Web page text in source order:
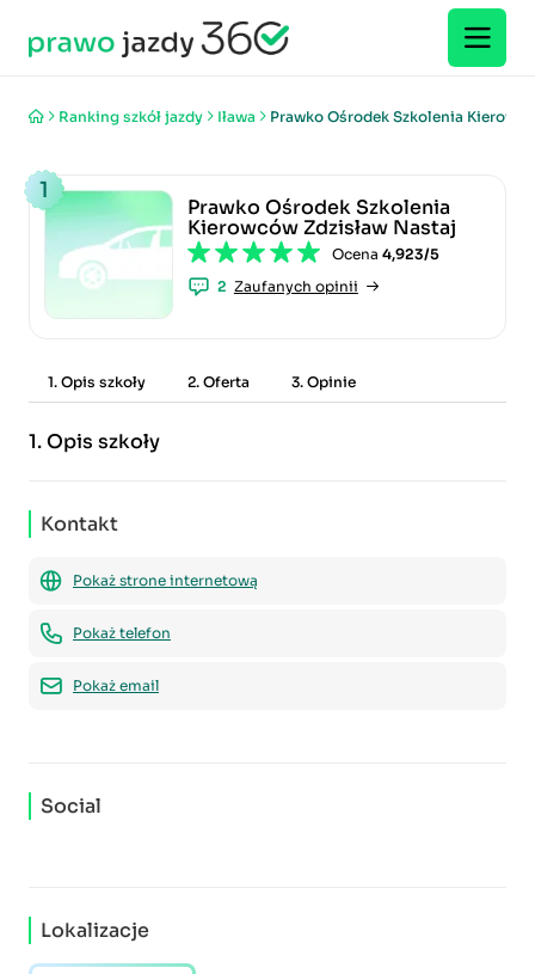
Ranking szkół jazdy Iława Prawko Ośrodek Szkolenia
1
Prawko Ośrodek Szkolenia
Kierowców Zdzisław Nastaj
Ocena 4,923/5
2 Zaufanych opinii
1. Opis szkoły 2. Oferta 3. Opinie
1.Opis szkoły
Kontakt
Pokaż strone internetową
Pokaż telefon
Pokaż email
Social
Lokalizacje